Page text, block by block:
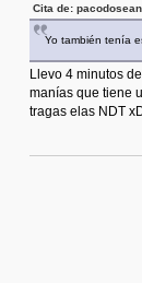
Cita de:
Yo también tenía
Llevo 4 minutos
manías que tiene
tragas elas NDT